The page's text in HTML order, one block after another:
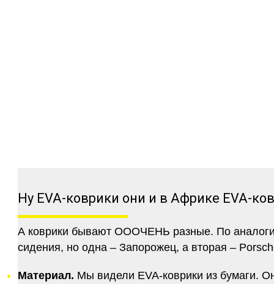
Ну EVA-коврики они и в Африке EVA-
А коврики бывают ОООЧЕНЬ разные. По
сидения, но одна – Запорожец, а вторая –
Материал. Мы видели EVA-коврики из бумаги.